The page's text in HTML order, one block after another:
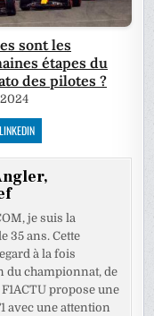
sont les
étapes du
des pilotes ?
LINKEDIN
je suis la
35 ans. Cette
à la fois
du championnat, de
propose une
avec une attention